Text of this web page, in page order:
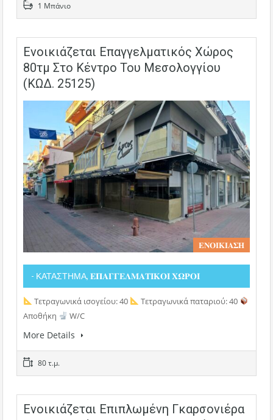
1 Μπάνιο
Ενοικιάζεται Επαγγελματικός Χώρος
80τμ Στο Κέντρο Του Μεσολογγίου
(ΚΩΔ. 25125)
𝚬𝚴𝚶𝚰𝚱𝚰𝚨𝚺𝚮
- ΚΑΤΑΣΤΗΜΑ, 𝚬𝚷𝚨𝚪𝚪𝚬𝚲𝚳𝚨𝚻𝚰𝚱𝚶𝚰 𝚾𝛀𝚸𝚶𝚰
Τετραγωνικά ισογείου: 40
Τετραγωνικά παταριού: 40
Αποθήκη
W/C
More Details
80 τ.μ.
Ενοικιάζεται Επιπλωμένη Γκαρσονιέρα